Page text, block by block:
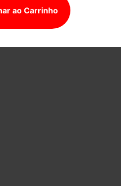
ao Carrinho